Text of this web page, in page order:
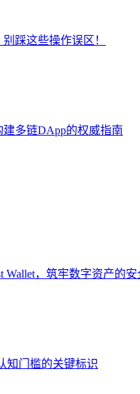
踩这些操作误区！
多链DApp的权威指南
Wallet，筑牢数字资产的
知门槛的关键标识